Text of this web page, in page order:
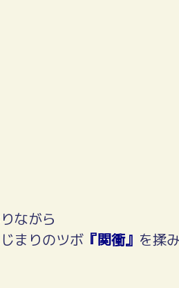
ながら
まりのツボ 『関衝』 を揉